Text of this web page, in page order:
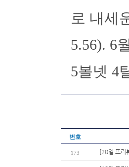
로 내세
5.56). 6
5볼넷 4
번호
173 [20일 프리